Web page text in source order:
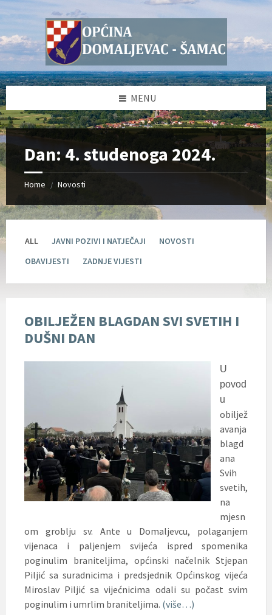
Skip
to
Skip
to
sidebar
Skip
to
sidebar
Skip
to
MENU
Dan: 4. studenoga 2024.
Home / Novosti
ALL JAVNI POZIVI I NATJEČAJI
NOVOSTI
OBAVIJESTI
ZADNJE VIJESTI
OBILJEŽEN BLAGDAN SVI SVETIH I
DUŠNI DAN
U
povod
u
obiljež
avanja
blagd
ana
Svih
svetih,
na
mjesn
om groblju sv. Ante u Domaljevcu, polaganjem
vijenaca i paljenjem svijeća ispred spomenika
poginulim braniteljima, općinski načelnik Stjepan
Piljić sa suradnicima i predsjednik Općinskog vijeća
Miroslav Piljić sa vijećnicima odali su počast svim
poginulim i umrlim braniteljima. (više…)